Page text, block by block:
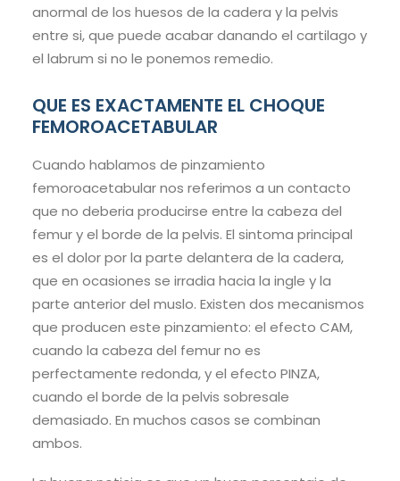
anormal de los huesos de la cadera y la pelvis
entre si, que puede acabar danando el cartilago y
el labrum si no le ponemos remedio.
QUE ES EXACTAMENTE EL CHOQUE
FEMOROACETABULAR
Cuando hablamos de pinzamiento
femoroacetabular nos referimos a un contacto
que no deberia producirse entre la cabeza del
femur y el borde de la pelvis. El sintoma principal
es el dolor por la parte delantera de la cadera,
que en ocasiones se irradia hacia la ingle y la
parte anterior del muslo. Existen dos mecanismos
que producen este pinzamiento: el efecto CAM,
cuando la cabeza del femur no es
perfectamente redonda, y el efecto PINZA,
cuando el borde de la pelvis sobresale
demasiado. En muchos casos se combinan
ambos.